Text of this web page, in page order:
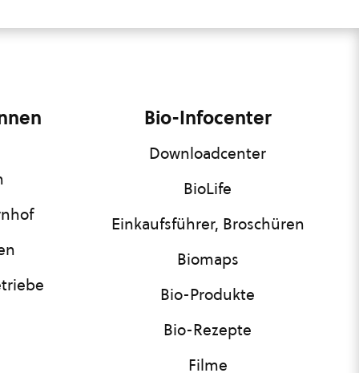
Bio-Infocenter
Downloadcenter
BioLife
Einkaufsführer, Broschüren
Biomaps
Bio-Produkte
Bio-Rezepte
Filme